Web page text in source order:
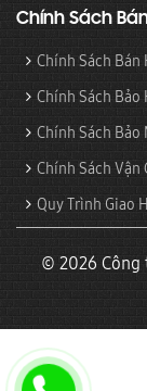
Chính Sách
Chính Sách Bán
Chính Sách Bảo
Chính Sách Bảo
Chính Sách Vận
Quy Trình Giao
© 2026 Công